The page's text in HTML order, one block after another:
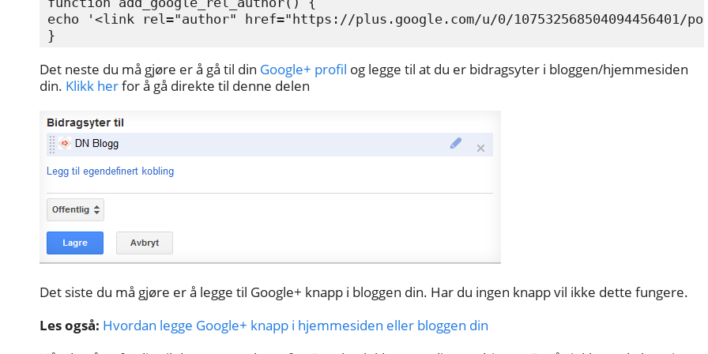
echo '<link rel="author" href="https://plus.google.com/u/0/107532568504094456401/
}
Det neste du må gjøre er å gå til din Google+ profil og legge til at du er bidragsyter i bloggen/hjemmesiden
din. Klikk herfor å gå direkte til denne delen
Det siste du må gjøre er å legge til Google+ knapp i bloggen din. Har du ingen knapp vil ikke dette fungere.
Les også: Hvordan legge Google+ knapp i hjemmesiden eller bloggen din